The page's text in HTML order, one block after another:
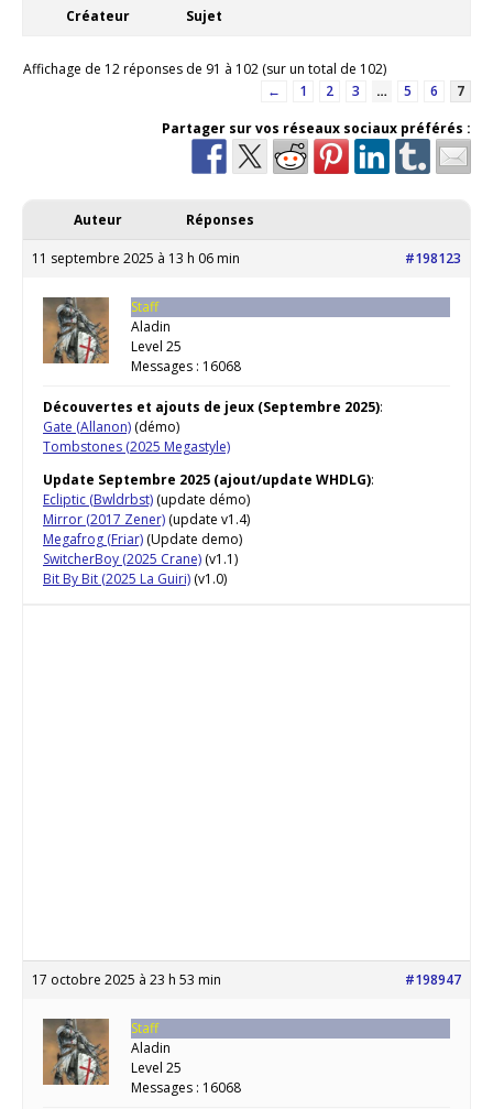
Créateur Sujet
Affichage de 12 réponses de 91 à 102 (sur un total de 102)
←
1 2 3 … 5 6
7
Partager sur vos réseaux sociaux préférés :
Auteur Réponses
11 septembre 2025 à 13 h 06 min #198123
Staff
Aladin
Level 25
Messages : 16068
Découvertes et ajouts de jeux (Septembre 2025):
Gate (Allanon) (démo)
Tombstones (2025 Megastyle)
Update Septembre 2025 (ajout/update WHDLG):
Ecliptic (Bwldrbst) (update démo)
Mirror (2017 Zener) (update v1.4)
Megafrog (Friar) (Update demo)
SwitcherBoy (2025 Crane) (v1.1)
Bit By Bit (2025 La Guiri) (v1.0)
17 octobre 2025 à 23 h 53 min #198947
Staff
Aladin
Level 25
Messages : 16068